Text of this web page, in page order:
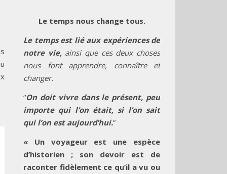
Le temps nous change tous.
Le temps est lié aux expériences de
notre vie, ainsi que ces deux choses
nous font apprendre, connaître et
changer.
“On doit vivre dans le présent, peu
importe qui l’on était, si l’on sait
qui l’on est aujourd’hui.”
« Un voyageur est une espèce
d’historien ; son devoir est de
raconter fidèlement ce qu’il a vu ou